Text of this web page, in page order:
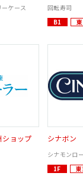
ケース
回転寿司
B1
ョップ シナボン
シナモンロ
1F